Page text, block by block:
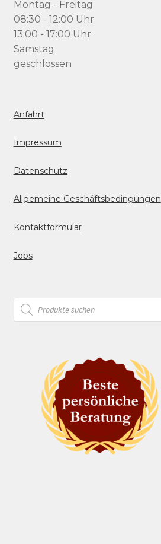
Montag - Freitag
08:30 - 12:00 Uhr
13:00 - 17:00 Uhr
Samstag
geschlossen
Anfahrt
Impressum
Datenschutz
Allgemeine Geschäftsbedingungen
Kontaktformular
Jobs
Products
search